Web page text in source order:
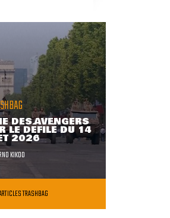
DES AVENGERS
LE DÉFILÉ DU 14
2026
KIKOO
TRASHBAG